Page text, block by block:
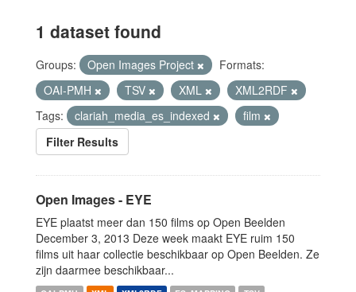
1 dataset found
Groups: Open Images Project
Formats:
OAI-PMH
TSV XML
XML2RDF
Tags:
clariah_media_es_indexed
film
Filter Results
Open Images - EYE
EYE plaatst meer dan 150 films op Open Beelden
December 3, 2013 Deze week maakt EYE ruim 150
films uit haar collectie beschikbaar op Open Beelden. Ze
zijn daarmee beschikbaar...